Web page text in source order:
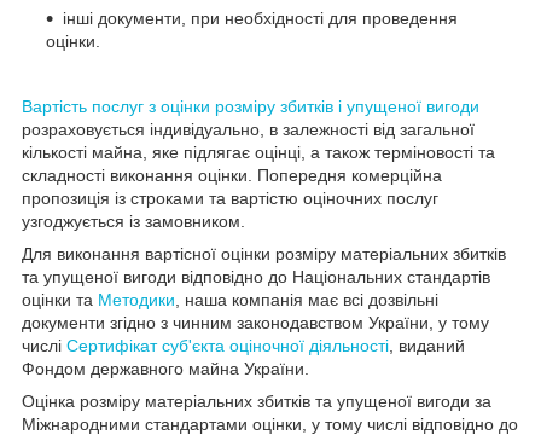
інші документи, при необхідності для проведення
оцінки.
Вартість послуг з оцінки розміру збитків і упущеної вигоди
розраховується індивідуально, в залежності від загальної
кількості майна, яке підлягає оцінці, а також терміновості та
складності виконання оцінки. Попередня комерційна
пропозиція із строками та вартістю оціночних послуг
узгоджується із замовником.
Для виконання вартісної оцінки розміру матеріальних збитків
та упущеної вигоди відповідно до Національних стандартів
оцінки та Методики , наша компанія має всі дозвільні
документи згідно з чинним законодавством України , у тому
числі Сертифікат суб'єкта оціночної діяльності , виданий
Фондом державного майна України.
Оцінка розміру матеріальних збитків та упущеної вигоди за
Міжнародними стандартами оцінки, у тому числі відповідно до